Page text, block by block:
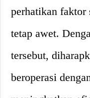
perhatikan faktor
tetap awet.
tersebut,
beroperasi